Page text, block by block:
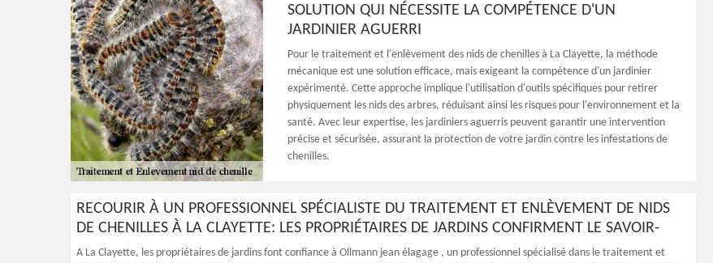
SOLUTION QUI NÉCESSITE LA COMPÉTENCE D'UN
JARDINIER AGUERRI
Pour le traitement et l'enlèvement des nids de chenilles à La Clayette, la méthode
mécanique est une solution efficace, mais exigeant la compétence d'un jardinier
expérimenté. Cette approche implique l'utilisation d'outils spécifiques pour retirer
physiquement les nids des arbres, réduisant ainsi les risques pour l'environnement et la
santé. Avec leur expertise, les jardiniers aguerris peuvent garantir une intervention
précise et sécurisée, assurant la protection de votre jardin contre les infestations de
chenilles.
RECOURIR À UN PROFESSIONNEL SPÉCIALISTE DU TRAITEMENT ET ENLÈVEMENT DE NIDS
DE CHENILLES À LA CLAYETTE: LES PROPRIÉTAIRES DE JARDINS CONFIRMENT LE SAVOIR-
A La Clayette, les propriétaires de jardins font confiance à Ollmann jean élagage , un professionnel spécialisé dans le traitement et